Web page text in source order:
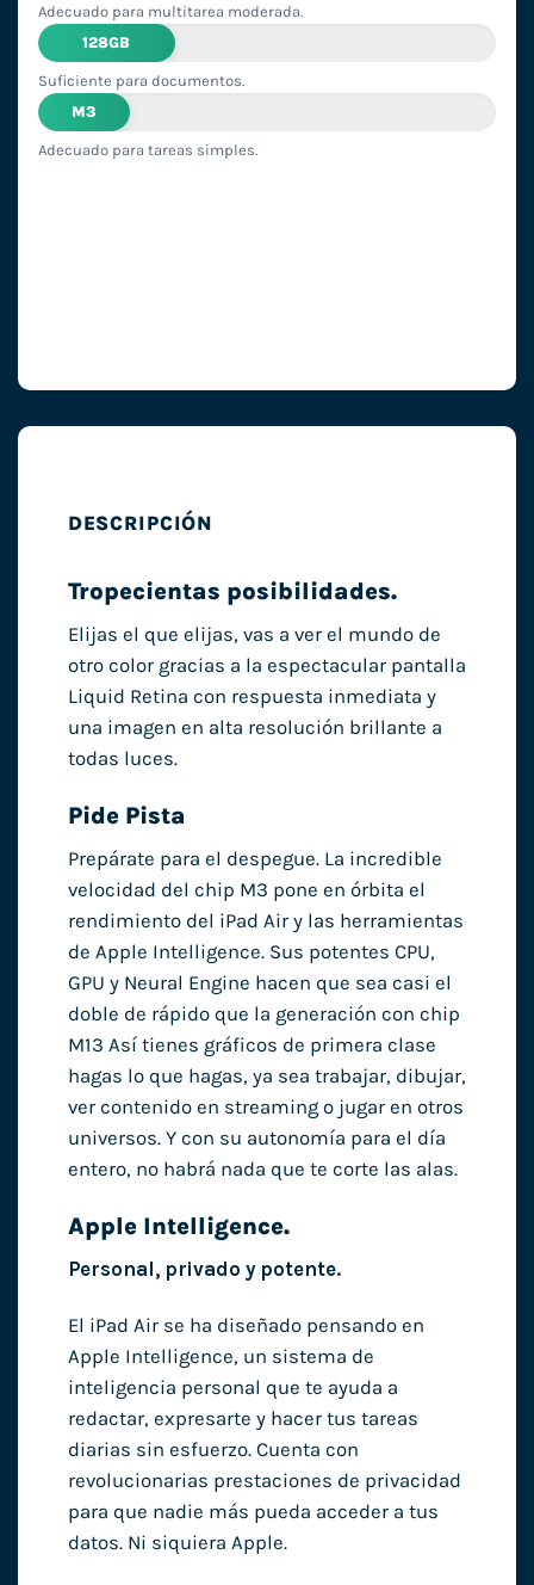
Adecuado para multitarea moderada.
128GB
Suficiente para documentos.
M3
Adecuado para tareas simples.
DESCRIPCIÓN
Tropecientas posibili­dades.
Elijas el que elijas, vas a ver el mundo de
otro color gracias a la espectacular pantalla
Liquid Retina con respuesta inmediata y
una imagen en alta resolución brillante a
todas luces.
Pide Pista
Prepárate para el despegue. La incredible
velocidad del chip M3 pone en órbita el
rendi­miento del iPad Air y las herramientas
de Apple Intelligence. Sus potentes CPU,
GPU y Neural Engine hacen que sea casi el
doble de rápido que la generación con chip
M13 Así tienes gráficos de primera clase
hagas lo que hagas, ya sea trabajar, dibujar,
ver contenido en streaming o jugar en otros
universos. Y con su autonomía para el día
entero, no habrá nada que te corte las alas.
Apple Intelligence.
Personal, privado y potente.
El iPad Air se ha diseñado pensando en
Apple Intelligence, un sistema de
inteligencia personal que te ayuda a
redactar, expresarte y hacer tus tareas
diarias sin esfuerzo. Cuenta con
revolucionarias prestaciones de privacidad
para que nadie más pueda acceder a tus
datos. Ni siquiera Apple.